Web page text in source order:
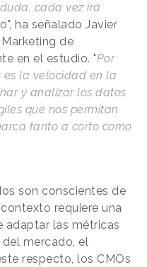
cada vez irá
o", ha señalado Javier
de
en el estudio. "Por
es la velocidad en la
y analizar los datos
que nos permitan
tanto a corto como
son conscientes de
requiere una
adaptar las métricas
mercado, el
respecto, los CMOs